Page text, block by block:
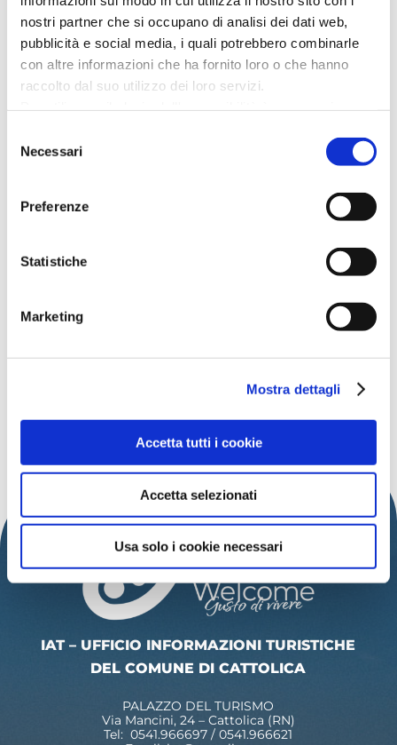
nostri partner che si occupano di analisi dei dati web,
pubblicità e social media, i quali potrebbero combinarle
con altre informazioni che ha fornito loro o che hanno
raccolto dal suo utilizzo dei loro servizi.
Per ulteriori informazioni è possibile consultare
Cookie Policy.
delNecessari
Preferenze
Statistiche
Marketing
Mostra dettagli
Accetta tutti i cookie
Accetta selezionati
Usa solo i cookie necessari
Awards come “Miglior Artista Italiano nel
mondo”.
Con oltre 4 milioni di utenti complessivi sulle
piattaforme social/digital, Gabry Ponte appare
Data:7 agosto
Indirizzo:
Organizzatore:
Comune di Cattolica,
Scopri di più
SCOPRI ALTRI EVENTI
IAT – UFFICIO INFORMAZIONI TURISTICHE
DEL COMUNE DI CATTOLICA
PALAZZO DEL TURISMO
Via Mancini, 24 – Cattolica (RN)
Tel: 0541.966697 / 0541.966621